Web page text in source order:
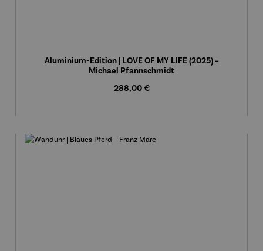
Aluminium-Edition | LOVE OF MY LIFE (2025) –
Michael Pfannschmidt
Regulärer Preis:
288,00 €